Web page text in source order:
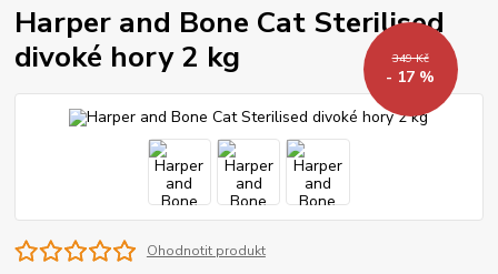
Harper and Bone Cat Sterilised
divoké hory 2 kg
349 Kč
- 17 %
Ohodnotit produkt